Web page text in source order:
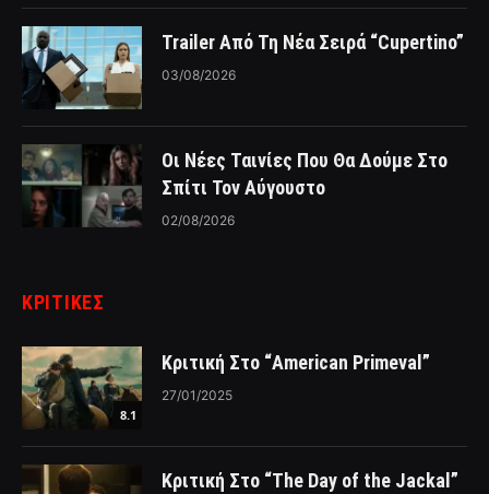
Trailer Από Τη Νέα Σειρά “Cupertino”
03/08/2026
Οι Νέες Ταινίες Που Θα Δούμε Στο
Σπίτι Τον Αύγουστο
02/08/2026
ΚΡΙΤΙΚΈΣ
8.1
Κριτική Στο “American Primeval”
27/01/2025
Κριτική Στο “The Day of the Jackal”